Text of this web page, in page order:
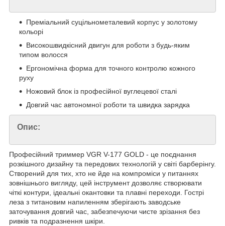
Преміальний суцільнометалевий корпус у золотому
кольорі
Високошвидкісний двигун для роботи з будь-яким
типом волосся
Ергономічна форма для точного контролю кожного
руху
Ножовий блок із професійної вуглецевої сталі
Довгий час автономної роботи та швидка зарядка
Опис:
Професійний триммер VGR V-177 GOLD - це поєднання
розкішного дизайну та передових технологій у світі барберінгу.
Створений для тих, хто не йде на компроміси у питаннях
зовнішнього вигляду, цей інструмент дозволяє створювати
чіткі контури, ідеальні окантовки та плавні переходи. Гострі
леза з титановим напиленням зберігають заводське
заточування довгий час, забезпечуючи чисте зрізання без
ривків та подразнення шкіри.